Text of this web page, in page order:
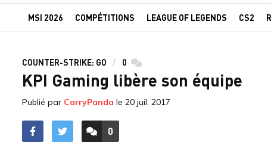
MSI 2026 COMPÉTITIONS LEAGUE OF LEGENDS CS2
COUNTER-STRIKE: GO 0 commentaires
KPI Gaming libère son équipe
Publié par CarryPanda le 20 juil. 2017
ACCÉDER AUX
0
COMMENTAIRES